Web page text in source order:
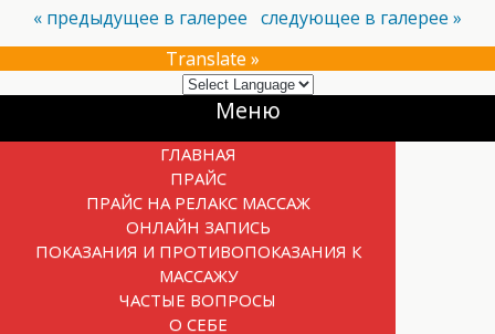
« предыдущее в галерее следующее в галерее »
Translate »
Прокрутка
Меню
ГЛАВНАЯ
ПРАЙС
ПРАЙС НА РЕЛАКС МАССАЖ
ОНЛАЙН ЗАПИСЬ
ПОКАЗАНИЯ И ПРОТИВОПОКАЗАНИЯ К
МАССАЖУ
ЧАСТЫЕ ВОПРОСЫ
О СЕБЕ